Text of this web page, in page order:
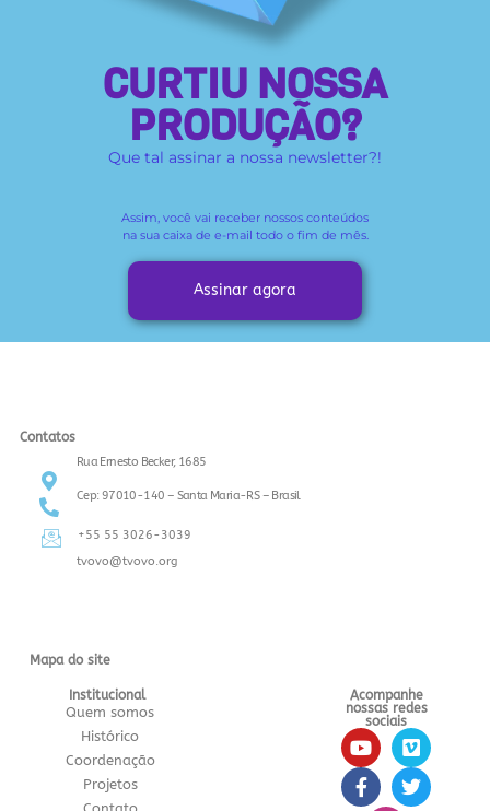
CURTIU NOSSA
PRODUÇÃO?
Que tal assinar a nossa newsletter?!
Assim, você vai receber nossos conteúdos
na sua caixa de e-mail todo o fim de mês.
Assinar agora
Contatos
Rua Ernesto Becker, 1685
Cep: 97010-140 – Santa Maria-RS – Brasil
+55 55 3026-3039
tvovo@tvovo.org
Mapa do site
Institucional
Quem somos
Histórico
Coordenação
Projetos
Acompanhe
nossas redes
sociais